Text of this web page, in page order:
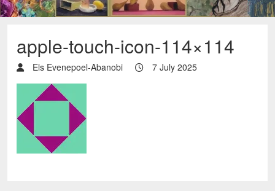
apple-touch-icon-114×114
Els Evenepoel-Abanobi 7 July 2025